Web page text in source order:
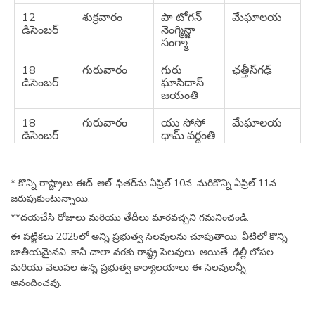
12
డిసెంబర్
శుక్రవారం
పా టోగన్
నెంగ్మిన్జా
సంగ్మా
మేఘాలయ
18
డిసెంబర్
గురువారం
గురు
ఘాసిదాస్
జయంతి
ఛత్తీస్‌గఢ్
18
డిసెంబర్
గురువారం
యు సోసో
థామ్ వర్ధంతి
మేఘాలయ
దినోత్సవం
దీయూ
మరియు గోవా
24
బుధవారం క్రిస్మస్ సెలవు
మేఘాలయ
మిజోరం
25
డిసెంబర్
గురువారం క్రిస్మస్ రోజు జాతీయ
* కొన్ని రాష్ట్రాలు ఈద్-అల్-ఫితర్‌ను ఏప్రిల్ 10న, మరికొన్ని ఏప్రిల్ 11న
జరుపుకుంటున్నాయి.
**దయచేసి రోజులు మరియు తేదీలు మారవచ్చని గమనించండి.
ఈ పట్టికలు 2025లో అన్ని ప్రభుత్వ సెలవులను చూపుతాయి, వీటిలో కొన్ని
జాతీయమైనవి, కానీ చాలా వరకు రాష్ట్ర సెలవులు. అయితే, ఢిల్లీ లోపల
మరియు వెలుపల ఉన్న ప్రభుత్వ కార్యాలయాలు ఈ సెలవులన్నీ
ఆనందించవు.